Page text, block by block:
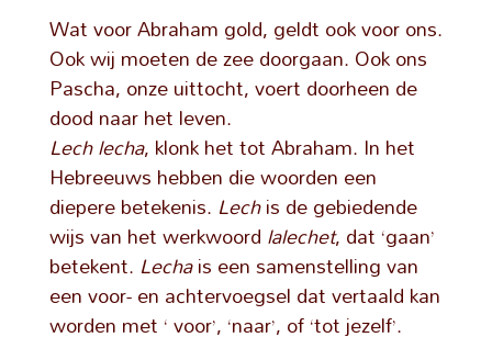
Wat voor Abraham gold, geldt ook voor ons.
Ook wij moeten de zee doorgaan. Ook ons
Pascha, onze uittocht, voert doorheen de
dood naar het leven.
Lech lecha, klonk het tot Abraham. In het
Hebreeuws hebben die woorden een
diepere betekenis. Lechis de gebiedende
wijs van het werkwoordlalechet, dat ‘gaan’
betekent. Lechais een samenstelling van
een voor- en achtervoegsel dat vertaald kan
worden met ‘ voor’, ‘naar’, of ‘tot jezelf’.